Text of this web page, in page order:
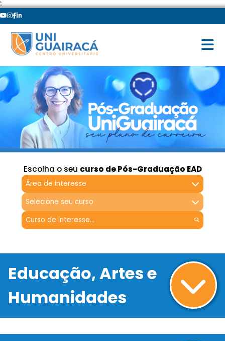
';
Escolha o seu curso de Pós-Graduação EAD
Área de interesse
Selecione seu curso
Educação, Artes e
Humanidades